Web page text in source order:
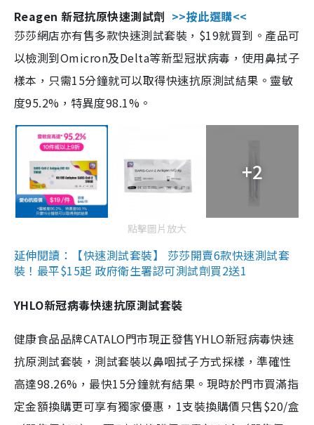
Reagen 新冠抗原快速測試劑 >>按此選購<<
莎莎網店亦有售多款快速測試套裝，$19就買到。產品可
以檢測到Omicron及Delta等新型冠狀病毒，使用鼻拭子
樣本，只需15分鐘就可以取得快速抗原測試結果。靈敏
度95.2%，特異度98.1%。
+2
點擊圖片放大
延伸閱讀：【快速測試套裝】 莎莎開賣6款快速測試套
裝！最平$15起 政府衛生署認可測試劑買2送1
YHLO新冠病毒快速抗原測試套裝
健康食品品牌CATALO門市現正發售YHLO新冠病毒快速
抗原測試套裝，測試套裝以鼻咽拭子方式採樣，準確性
高達98.26%，最快15分鐘就有結果。現時於門市買滿指
定金額換購更可享有獨家優惠，1支裝換購價只售$20/盒